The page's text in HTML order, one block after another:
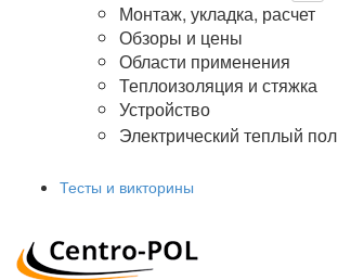
Монтаж, укладка, расчет
Обзоры и цены
Области применения
Теплоизоляция и стяжка
Устройство
Электрический теплый пол
Тесты и викторины